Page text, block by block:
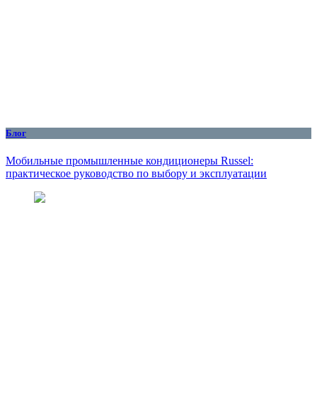
Блог
Мобильные промышленные кондиционеры Russel:
практическое руководство по выбору и эксплуатации